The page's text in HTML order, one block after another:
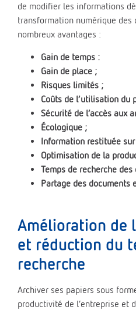
de modifier les informations
transformation numérique des
nombreux avantages :
Gain de temps :
Gain de place ;
Risques limités ;
Coûts de l’utilisation du
Sécurité de l’accès aux
Écologique ;
Information restituée
Optimisation de la
Temps de recherche
Partage des
Amélioration de
et réduction du
recherche
Archiver ses papiers sous
productivité de l’entreprise et